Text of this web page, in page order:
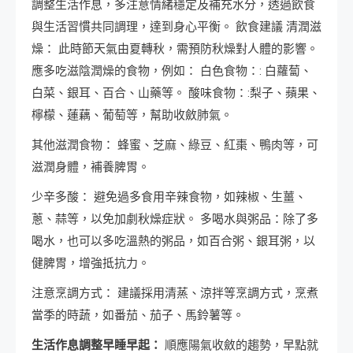
調整生活作息，多注意情緒穩定及補充水分，透過飲食
與生活習慣共同調理，達到身心平衡。 飲食建議 清潤滋
燥： 此時節天氣由夏轉秋，需預防秋燥對人體的影響。
應多吃滋陰潤燥的食物，例如： 白色食物：: 白蘿蔔、
白菜、銀耳、百合、山藥等。 酸味食物：:梨子、蘋果、
檸檬、蓮藕、葡萄等，幫助收斂肺氣。
其他滋潤食物： 蜂蜜、芝麻、綠豆、紅棗、鴨肉等，可
滋潤身體，補養脾胃。
少辛多酸： 避免過多食用辛辣食物，如辣椒、生薑、
蔥、蒜等，以免加劇秋燥症狀。 多喝水與粥品：除了多
喝水，也可以多吃溫熱的粥品，如百合粥、銀耳粥，以
健脾胃，增強抵抗力。
注意烹調方式： 建議採用清蒸、涼拌等烹調方式，烹煮
當季的時蔬，如番茄、茄子、馬鈴薯等。
生活作息調整早睡早起： 順應陽氣收斂的趨勢，早點就